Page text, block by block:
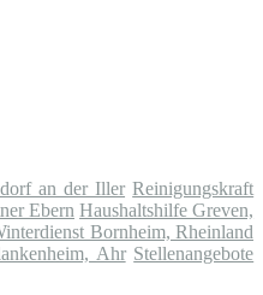
an der Iller Reinigungskraft
Ebern Haushaltshilfe Greven,
Bornheim, Rheinland
Ahr Stellenangebote